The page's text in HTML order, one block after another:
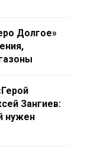
Долгое»
Зангиев:
нужен